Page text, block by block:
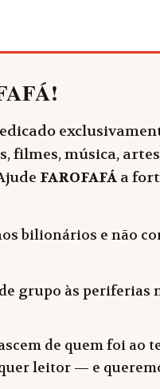
!
música,
FAROFAFÁ a
bilionários e não
grupo às periferias
de quem foi ao
leitor — e